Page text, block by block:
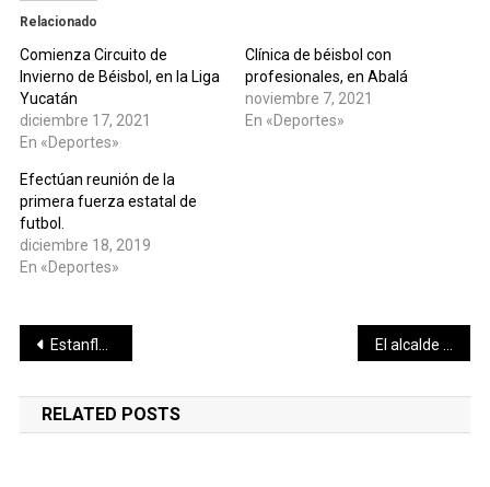
Relacionado
Comienza Circuito de
Invierno de Béisbol, en la Liga
Yucatán
diciembre 17, 2021
En «Deportes»
Clínica de béisbol con
profesionales, en Abalá
noviembre 7, 2021
En «Deportes»
Efectúan reunión de la
primera fuerza estatal de
futbol.
diciembre 18, 2019
En «Deportes»
Navegación
de
entradas
Estanflación
RELATED POSTS